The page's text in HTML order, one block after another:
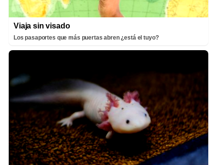
Viaja sin visado
Los pasaportes que más puertas abren ¿está el tuyo?